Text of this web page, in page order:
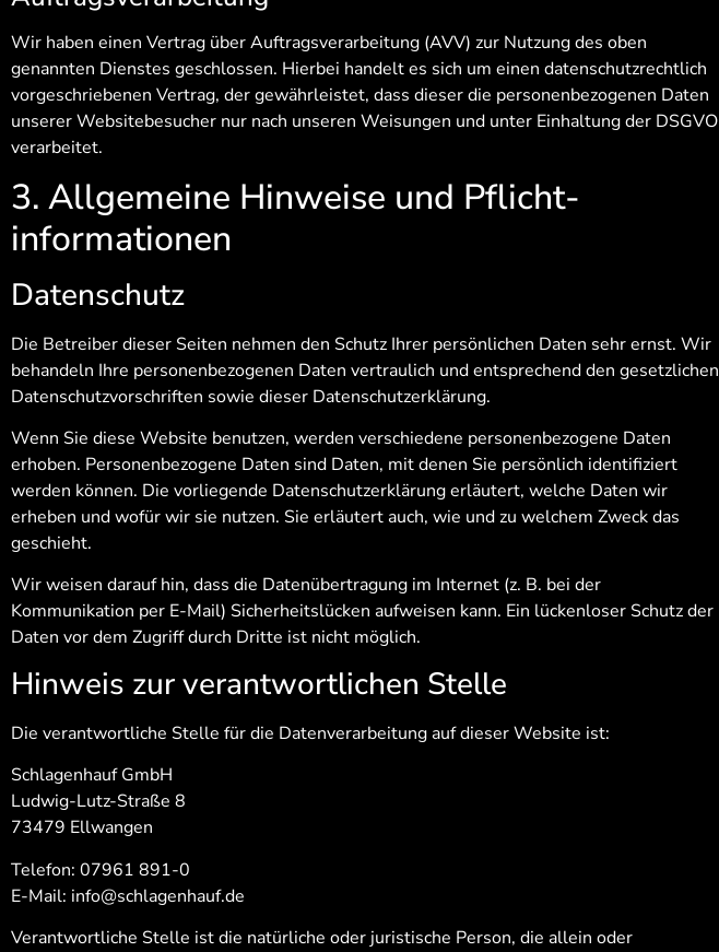
Wir haben einen Vertrag über Auftragsverarbeitung (AVV) zur Nutzung des oben
genannten Dienstes geschlossen. Hierbei handelt es sich um einen datenschutzrechtlich
vorgeschriebenen Vertrag, der gewährleistet, dass dieser die personenbezogenen Daten
unserer Websitebesucher nur nach unseren Weisungen und unter Einhaltung der DSGVO
verarbeitet.
3. Allgemeine Hinweise und Pflicht­
informationen
Datenschutz
Die Betreiber dieser Seiten nehmen den Schutz Ihrer persönlichen Daten sehr ernst. Wir
behandeln Ihre personenbezogenen Daten vertraulich und entsprechend den gesetzlichen
Datenschutzvorschriften sowie dieser Datenschutzerklärung.
Wenn Sie diese Website benutzen, werden verschiedene personenbezogene Daten
erhoben. Personenbezogene Daten sind Daten, mit denen Sie persönlich identifiziert
werden können. Die vorliegende Datenschutzerklärung erläutert, welche Daten wir
erheben und wofür wir sie nutzen. Sie erläutert auch, wie und zu welchem Zweck das
geschieht.
Wir weisen darauf hin, dass die Datenübertragung im Internet (z. B. bei der
Kommunikation per E-Mail) Sicherheitslücken aufweisen kann. Ein lückenloser Schutz der
Daten vor dem Zugriff durch Dritte ist nicht möglich.
Hinweis zur verantwortlichen Stelle
Die verantwortliche Stelle für die Datenverarbeitung auf dieser Website ist:
Schlagenhauf GmbH
Ludwig-Lutz-Straße 8
73479 Ellwangen
Telefon: 07961 891-0
E-Mail: info@schlagenhauf.de
Verantwortliche Stelle ist die natürliche oder juristische Person, die allein oder